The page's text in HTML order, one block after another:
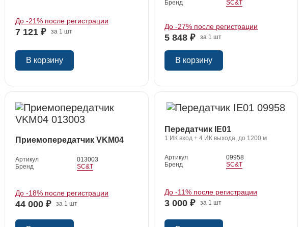
До -21% после регистрации
7 121 ₽ за 1 шт
В корзину
Бренд
SC&T
До -27% после регистрации
5 848 ₽ за 1 шт
В корзину
Приемопередатчик VKM04
Артикул
013003
Бренд
SC&T
До -18% после регистрации
44 000 ₽ за 1 шт
Передатчик IE01
1 ИК вход + 4 ИК выхода, до 1200 м
Артикул
09958
Бренд
SC&T
До -11% после регистрации
3 000 ₽ за 1 шт